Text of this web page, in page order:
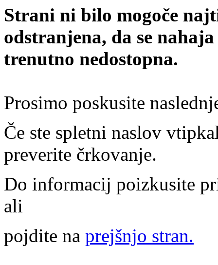
Strani ni bilo mogoče
odstranjena, da se
trenutno nedostopna.
Prosimo poskusite
Če ste spletni naslov
preverite črkovanje.
Do informacij poizkusite
ali
pojdite na prejšnjo stran.